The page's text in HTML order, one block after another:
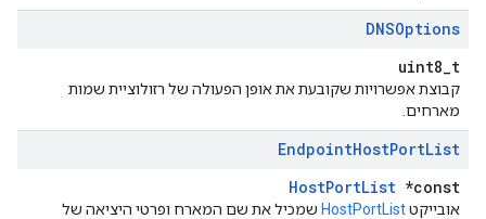
DNSOptions
uint8_t
קבוצת אפשרויות שקובעת את אופן הפעולה של רזולוציית שמות
מארחים.
EndpointHostPortList
HostPortList *const
אובייקטHostPortList שמכיל את שם המארח ופרטי היציאה של